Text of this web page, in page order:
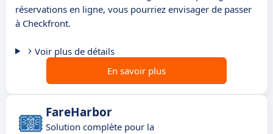
réservations en ligne, vous pourriez envisager de passer
à Checkfront.
Voir plus de détails
En savoir plus
FareHarbor
Solution complète pour la